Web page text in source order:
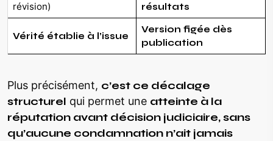
révision)
résultats
Vérité établie à l’issue
Version figée dès
publication
Plus précisément, c’est ce décalage
structurel qui permet une atteinte à la
réputation avant décision judiciaire, sans
qu’aucune condamnation n’ait jamais